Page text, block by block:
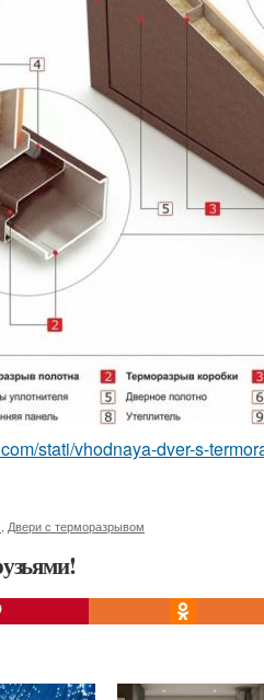
stati/vhodnaya-dver-s-
Двери с терморазрывом